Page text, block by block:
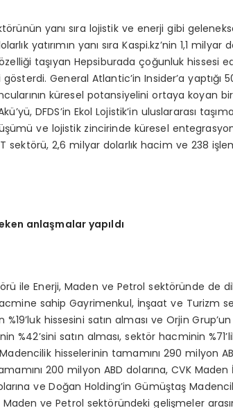
yanı sıra lojistik ve enerji gibi
yatırımın yanı sıra Kaspi.kz’nin 1,1 milyar
taşıyan Hepsiburada çoğunluk hissesi
General Atlantic’in Insider’a yaptığı
küresel potansiyelini ortaya koyan
DFDS’in Ekol Lojistik’in uluslararası
ve lojistik zincirinde küresel entegrasyona
sektörü, 2,6 milyar dolarlık hacim ve 238
anlaşmalar yapıldı
ile Enerji, Maden ve Petrol sektöründe de
sahip Gayrimenkul, İnşaat ve Turizm
hissesini satın alması ve Orjin
satın alması, sektör hacminin %71’lik
hisselerinin tamamını 290 milyon
200 milyon ABD dolarına, CVK Maden
ve Doğan Holding’in Gümüştaş
Maden ve Petrol sektöründeki gelişmeler